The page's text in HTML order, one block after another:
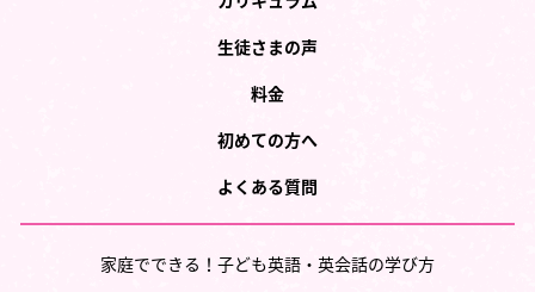
生徒さまの声
料金
初めての方へ
よくある質問
家庭でできる！子ども英語・英会話の学び方